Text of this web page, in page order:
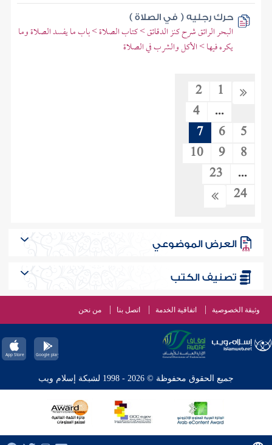
حرك رجليه ( في الصلاة )
البحر الرائق شرح كنز الدقائق > كتاب الصلاة > باب ما يفسد الصلاة وما
يكره فيها > الأكل والشرب في الصلاة
1
2
...
4
5
6
7
8
9
10
...
23
24
العرض الموضوعي
تصنيف الكتب
وثيقة الخصوصية اتفاقية الخدمة اتصل بنا من نحن
جميع الحقوق محفوظة © 2026 - 1998 لشبكة إسلام ويب